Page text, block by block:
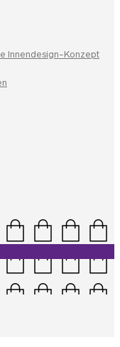
Innendesign-Konzept